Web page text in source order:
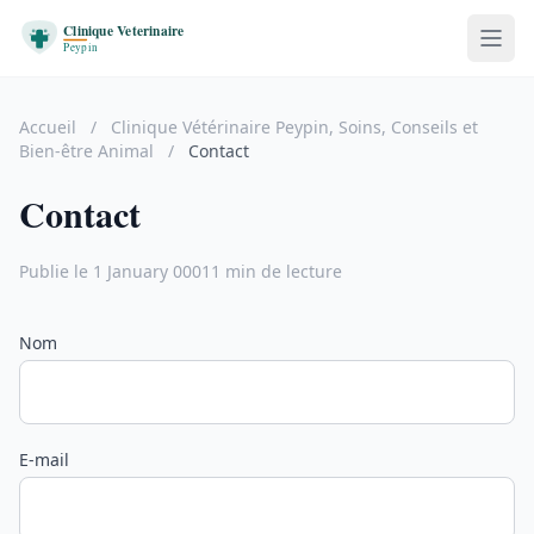
Accueil /
Clinique Vétérinaire Peypin, Soins, Conseils et
Bien-être Animal
/ Contact
Contact
Publie le 1 January 0001 1 min de lecture
Nom
E-mail